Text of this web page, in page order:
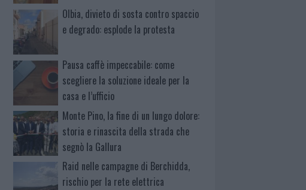
Olbia, divieto di sosta contro spaccio
e degrado: esplode la protesta
Pausa caffè impeccabile: come
scegliere la soluzione ideale per la
casa e l’ufficio
Monte Pino, la fine di un lungo dolore:
storia e rinascita della strada che
segnò la Gallura
Raid nelle campagne di Berchidda,
rischio per la rete elettrica